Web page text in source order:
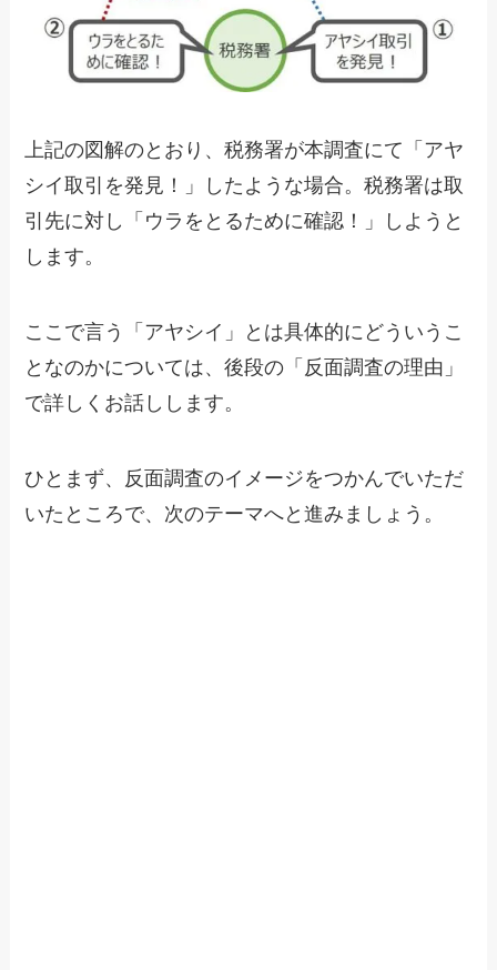
上記の図解のとおり、税務署が本調査にて「アヤ
シイ取引を発見！」したような場合。税務署は取
引先に対し「ウラをとるために確認！」しようと
します。
ここで言う「アヤシイ」とは具体的にどういうこ
となのかについては、後段の「反面調査の理由」
で詳しくお話しします。
ひとまず、反面調査のイメージをつかんでいただ
いたところで、次のテーマへと進みましょう。